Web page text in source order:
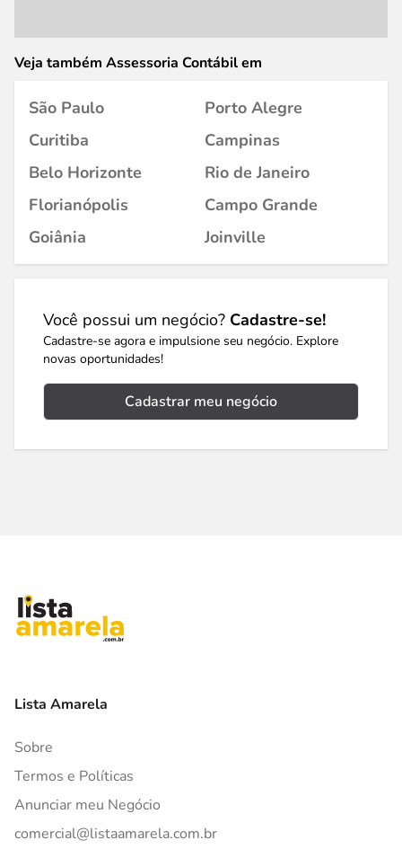
Veja também Assessoria Contábil em
São Paulo
Porto Alegre
Curitiba
Campinas
Belo Horizonte
Rio de Janeiro
Florianópolis
Campo Grande
Goiânia
Joinville
Você possui um negócio? Cadastre-se!
Cadastre-se agora e impulsione seu negócio. Explore
novas oportunidades!
Cadastrar meu negócio
Lista Amarela
Sobre
Termos e Políticas
Anunciar meu Negócio
comercial@listaamarela.com.br